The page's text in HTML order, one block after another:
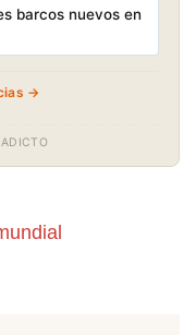
barcos nuevos en
→